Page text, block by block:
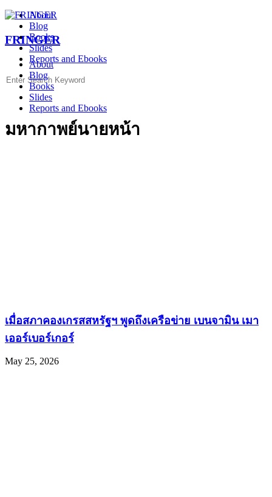
Skip
content
FRINGER
About
Blog
Books
Slides
Reports and Ebooks
About
Blog
Books
Slides
Reports and Ebooks
Search
มหากาพย์นายหน้า
เมื่อสภาคองเกรสสหรัฐฯ พูดถึงเครือข่าย เบนจามิน เมา
เออร์เบอร์เกอร์
May 25, 2026